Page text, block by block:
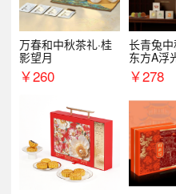
万春和中秋茶礼·桂
影望月
￥260
长青兔
东方A浮
￥278